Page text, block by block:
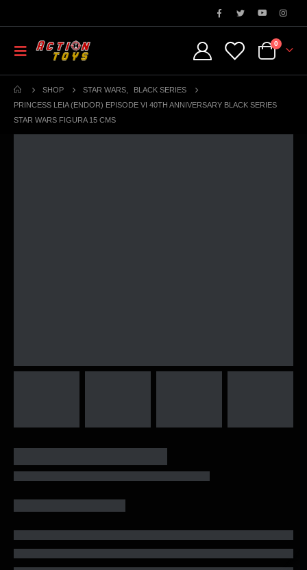
0
SHOP STAR WARS
BLACK SERIES
PRINCESS LEIA (ENDOR) EPISODE VI 40TH ANNIVERSARY BLACK SERIES
STAR WARS FIGURA 15 CMS